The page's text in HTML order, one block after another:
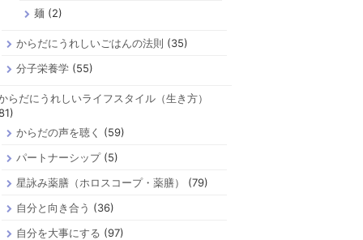
麺 (2)
からだにうれしいごはんの法則 (35)
分子栄養学(55)
らだにうれしいライフスタイル（生き方）
からだの声を聴く
(59)
パートナーシップ(5)
星詠み薬膳（ホロスコープ・薬膳）
(79)
自分と向き合う (36)
自分を大事にする (97)